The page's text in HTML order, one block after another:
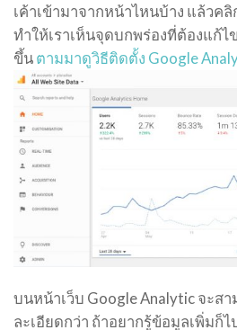
เค้าเข้ามาจากหน้าไหนบ้าง แล้วค
ทำให้เราเห็นจุดบกพร่องที่ต้องแก้ไ
ขึ้นตามมาดูวิธีติดตั้ง Google
บนหน้าเว็บ Google Analytic จะส
ละเอียดกว่า ถ้าอยากรู้ข้อมูลเพิ่มก็